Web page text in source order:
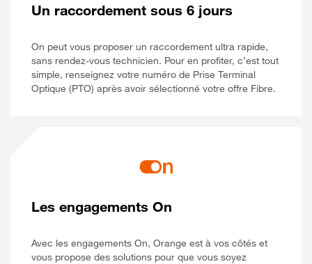
Un raccordement sous 6 jours
On peut vous proposer un raccordement ultra rapide,
sans rendez-vous technicien. Pour en profiter, c’est tout
simple, renseignez votre numéro de Prise Terminal
Optique (PTO) après avoir sélectionné votre offre Fibre.
Les engagements On
Avec les engagements On, Orange est à vos côtés et
vous propose des solutions pour que vous soyez